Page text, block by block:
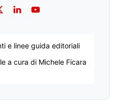
LinkedInYouTube
e linee guida editoriali
a cura di Michele Ficara